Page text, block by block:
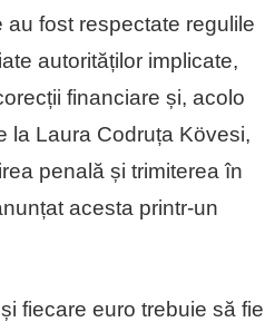
fost respectate regulile
autorităților implicate,
financiare și, acolo
la Laura Codruța Kövesi,
penală și trimiterea în
acesta printr-un
fiecare euro trebuie să fie